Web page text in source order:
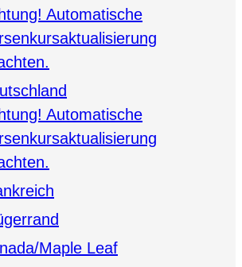
Automatische
Automatische
Maple Leaf